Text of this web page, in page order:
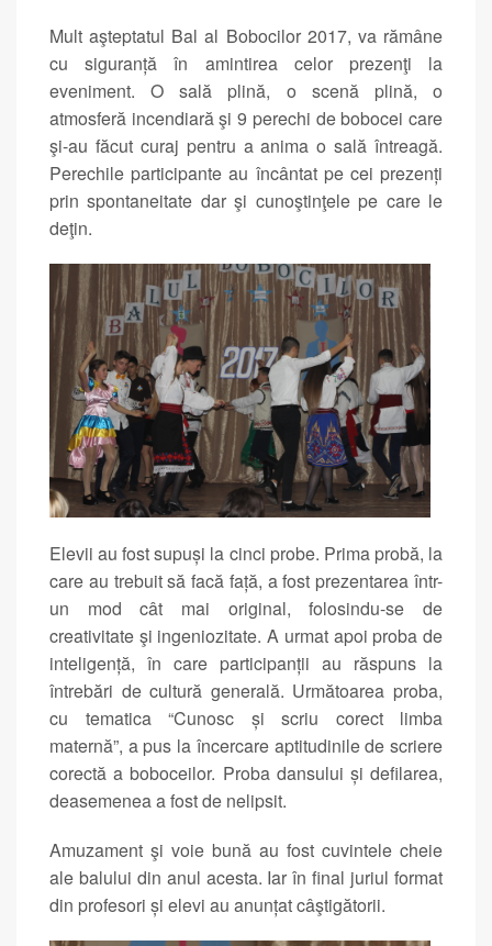
Mult aşteptatul Bal al Bobocilor 2017, va rămâne
cu siguranță în amintirea celor prezenţi la
eveniment. O sală plină, o scenă plină, o
atmosferă incendiară şi 9 perechi de bobocei care
şi-au făcut curaj pentru a anima o sală întreagă.
Perechile participante au încântat pe cei prezenți
prin spontaneitate dar şi cunoştinţele pe care le
deţin.
Elevii au fost supuși la cinci probe. Prima probă, la
care au trebuit să facă față, a fost prezentarea într-
un mod cât mai original, folosindu-se de
creativitate şi ingeniozitate. A urmat apoi proba de
inteligență, în care participanții au răspuns la
întrebări de cultură generală. Următoarea proba,
cu tematica “Cunosc și scriu corect limba
maternă”, a pus la încercare aptitudinile de scriere
corectă a boboceilor. Proba dansului și defilarea,
deasemenea a fost de nelipsit.
Amuzament şi voie bună au fost cuvintele cheie
ale balului din anul acesta. Iar în final juriul format
din profesori și elevi au anunțat câştigătorii.